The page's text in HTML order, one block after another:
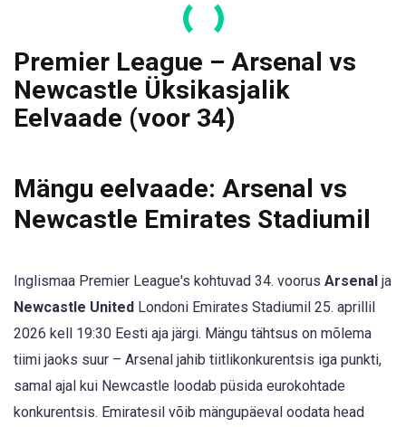
Premier League – Arsenal vs
Newcastle Üksikasjalik
Eelvaade (voor 34)
Mängu eelvaade: Arsenal vs
Newcastle Emirates Stadiumil
Inglismaa Premier League's kohtuvad 34. voorus Arsenal ja
Newcastle United Londoni Emirates Stadiumil 25. aprillil
2026 kell 19:30 Eesti aja järgi. Mängu tähtsus on mõlema
tiimi jaoks suur – Arsenal jahib tiitlikonkurentsis iga punkti,
samal ajal kui Newcastle loodab püsida eurokohtade
konkurentsis. Emiratesil võib mängupäeval oodata head